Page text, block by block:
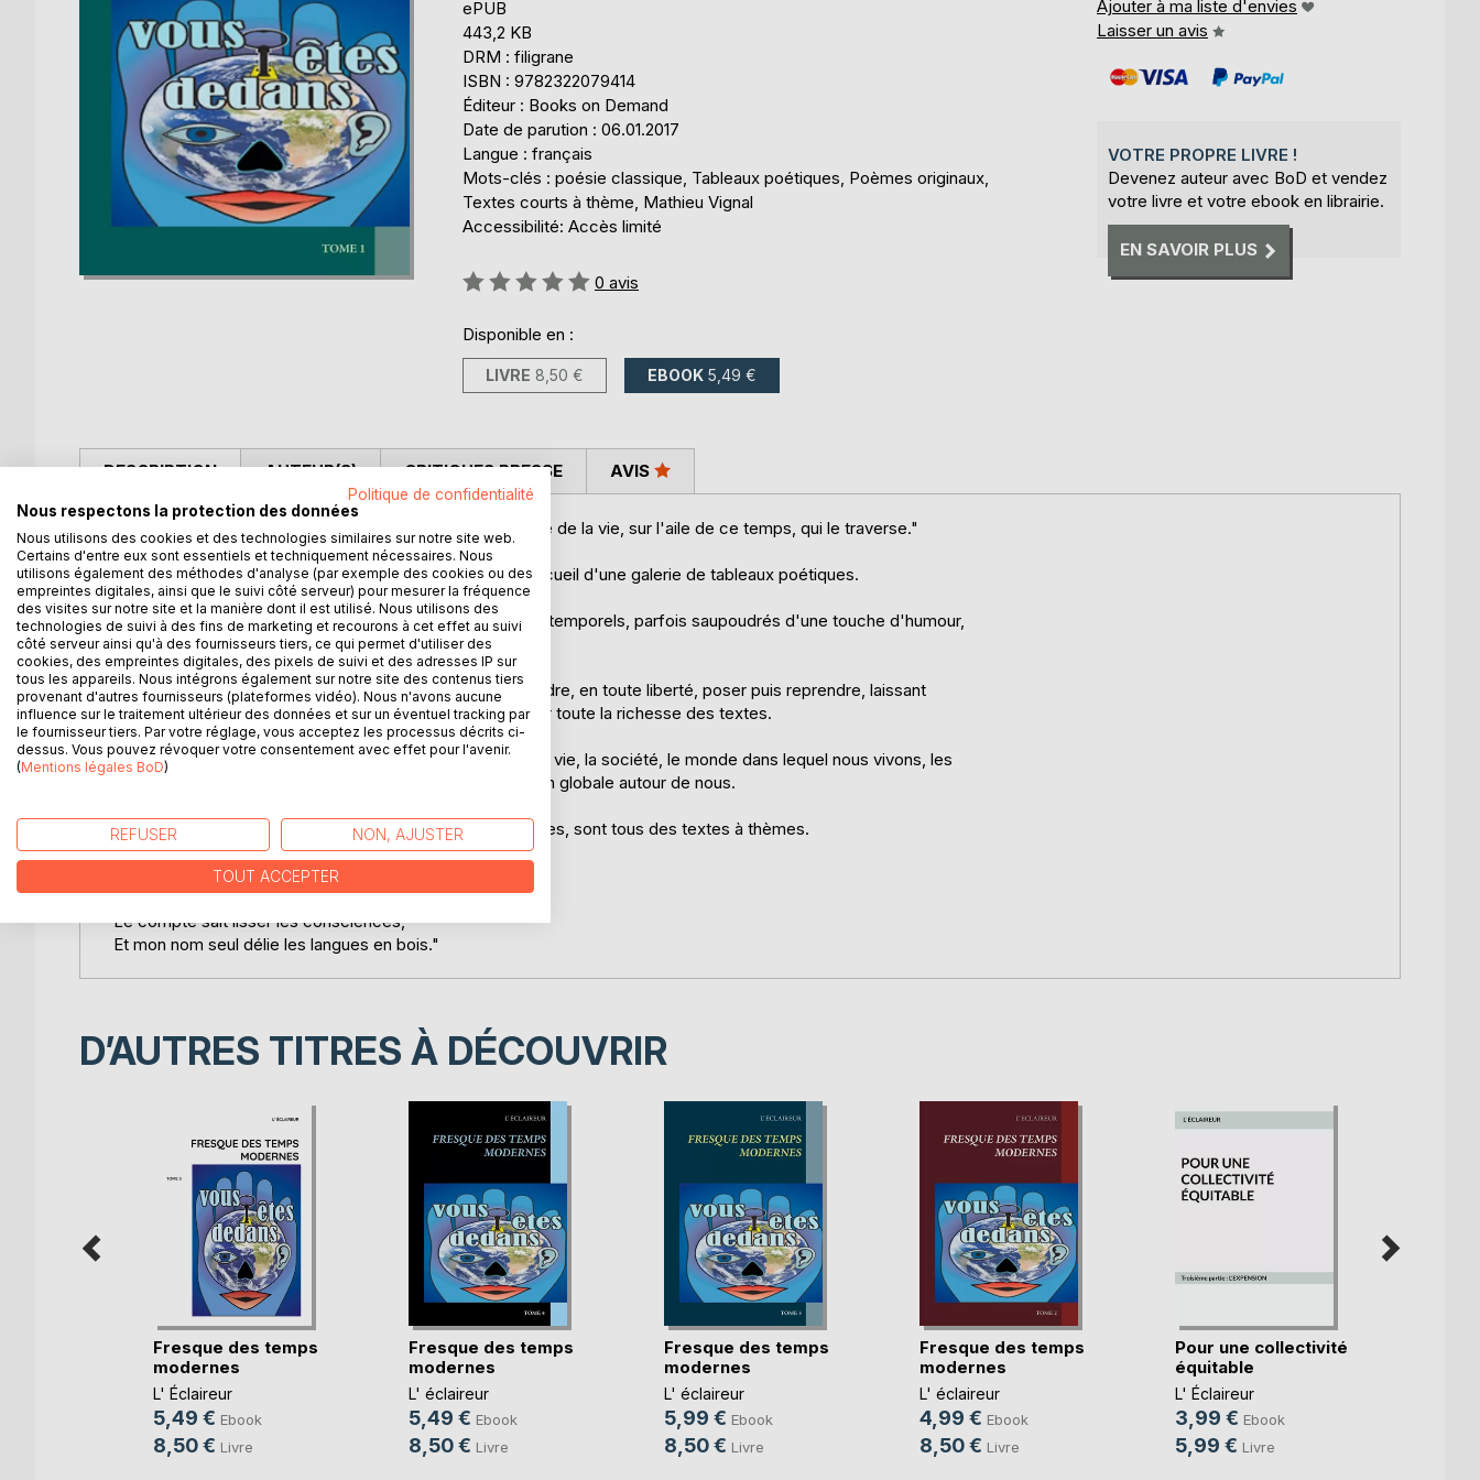
ePUB
443,2 KB
DRM : filigrane
ISBN : 9782322079414
Éditeur : Books on Demand
Date de parution : 06.01.2017
Langue : français
Mots-clés : poésie classique, Tableaux poétiques, Poèmes originaux,
Textes courts à thème, Mathieu Vignal
Accessibilité: Accès limité
Évaluation:
0 avis
Disponible en :
LIVRE 8,50 € EBOOK 5,49 €
Ajouter à ma liste d'envies
Laisser un avis
VOTRE PROPRE LIVRE !
Devenez auteur avec BoD et vendez
votre livre et votre ebook en librairie.
EN SAVOIR PLUS
DESCRIPTION
"Le poète, bien plus que tous les autres, perçoit l'indicible de la vie, sur l'aile de ce temps, qui le traverse."
"Fresque des temps modernes - Tome 1", est premier recueil d'une galerie de tableaux poétiques.
Des poèmes philosophiques contemporains, intimistes, intemporels, parfois saupoudrés d'une touche d'humour,
dans un style d'écriture moderne, recherché et maîtrisé.
A feuilleter au hasard des pages, dans l'ordre ou le désordre, en toute liberté, poser puis reprendre, laissant
l'imaginaire et le subjectif s'associer au vécu pour trouver toute la richesse des textes.
Cette collection originale exprime la vision du Poète sur la vie, la société, le monde dans lequel nous vivons, les
relations humaines, les ressentis personnels, et la vibration globale autour de nous.
Ces poèmes, originaux, quelques fois légers, humoristiques, sont tous des textes à thèmes.
"On trouv' en moi sentiment de puissance,
Nerf de la guerre, mais on ne me voit pas ;
Le compte sait lisser les consciences,
Et mon nom seul délie les langues en bois."
AUTEUR(S) CRITIQUES PRESSE AVIS
D’AUTRES TITRES À DÉCOUVRIR
Fresque des temps
modernes
L' Éclaireur
5,49 € Ebook
8,50 € Livre
Fresque des temps
modernes
L' éclaireur
5,49 € Ebook
8,50 € Livre
Fresque des temps
modernes
L' éclaireur
5,99 € Ebook
8,50 € Livre
Fresque des temps
modernes
L' éclaireur
4,99 € Ebook
8,50 € Livre
Pour une collectivité
équitable
L' Éclaireur
3,99 € Ebook
5,99 € Livre
Politique de confidentialité
Nous respectons la protection des données
Nous utilisons des cookies et des technologies similaires sur notre site web.
Certains d'entre eux sont essentiels et techniquement nécessaires. Nous
utilisons également des méthodes d'analyse (par exemple des cookies ou des
empreintes digitales, ainsi que le suivi côté serveur) pour mesurer la fréquence
des visites sur notre site et la manière dont il est utilisé. Nous utilisons des
technologies de suivi à des fins de marketing et recourons à cet effet au suivi
côté serveur ainsi qu'à des fournisseurs tiers, ce qui permet d'utiliser des
cookies, des empreintes digitales, des pixels de suivi et des adresses IP sur
tous les appareils. Nous intégrons également sur notre site des contenus tiers
provenant d'autres fournisseurs (plateformes vidéo). Nous n'avons aucune
influence sur le traitement ultérieur des données et sur un éventuel tracking par
le fournisseur tiers. Par votre réglage, vous acceptez les processus décrits ci-
dessus. Vous pouvez révoquer votre consentement avec effet pour l'avenir.
(Mentions légales BoD)
REFUSER NON, AJUSTER
TOUT ACCEPTER